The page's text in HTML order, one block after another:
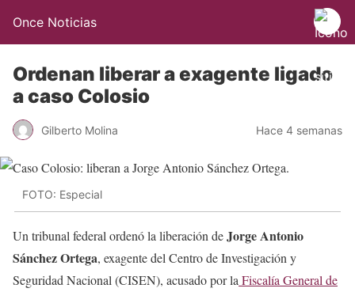
Once Noticias
Ordenan liberar a exagente ligado
a caso Colosio
Gilberto Molina Hace 4 semanas
FOTO: Especial
Un tribunal federal ordenó la liberación deJorge Antonio
Sánchez Ortega, exagente del Centro de Investigación y
Seguridad Nacional (CISEN), acusado por la Fiscalía General de